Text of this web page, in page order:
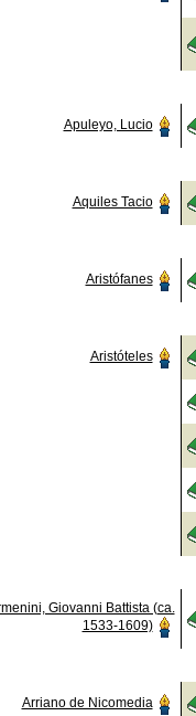
Apuleyo, Lucio
Aquiles Tacio
Aristófanes
Aristóteles
Giovanni Battista (ca.
1533-1609)
Arriano de Nicomedia